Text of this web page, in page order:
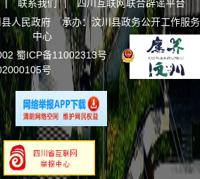
| 联系我们 |
四川互联网联合辟谣平台
县人民政府 承办：汶川县政务公开工作服务
中心
蜀ICP备11002313号
川公网安备
号